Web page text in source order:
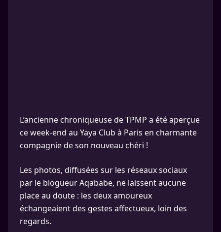
L’ancienne chroniqueuse de TPMP a été aperçue
ce week-end au Yaya Club à Paris en charmante
compagnie de son nouveau chéri !
Les photos, diffusées sur les réseaux sociaux
par le blogueur Aqababe, ne laissent aucune
place au doute : les deux amoureux
échangeaient des gestes affectueux, loin des
regards.